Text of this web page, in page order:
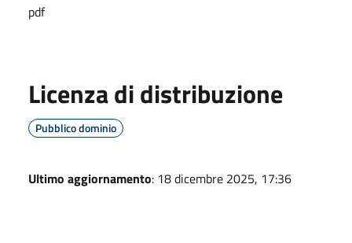
pdf
Licenza di distribuzione
Pubblico dominio
Ultimo aggiornamento: 18 dicembre 2025, 17:36